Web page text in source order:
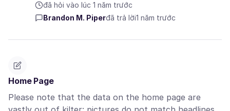
đã hỏi vào lúc 1 năm trước
Brandon M. Piperđã trả lời1 năm trước
Home Page
Please note that the data on the home page are